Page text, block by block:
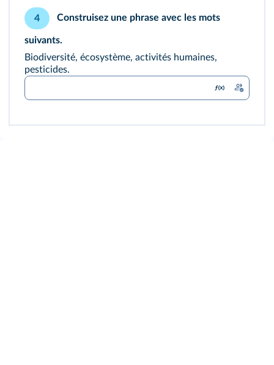
4
suivants.
Biodiversité, écosystème, activités humaines,
pesticides.